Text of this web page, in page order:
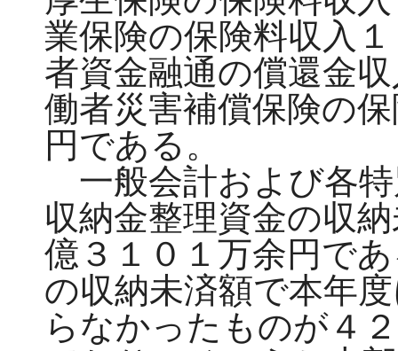
業保険の保険料収入
者資金融通の償還金
働者災害補償保険の
円である。
一般会計および各
収納金整理資金の収
億３１０１万余円で
の収納未済額で本年
らなかったものが４